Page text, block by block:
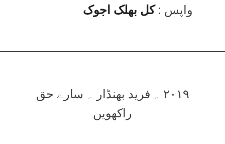
واپس :کل بھلک اجوک
۲۰۱۹ ۔ فرید بھنڈار ۔ سارے حق
راکھویں